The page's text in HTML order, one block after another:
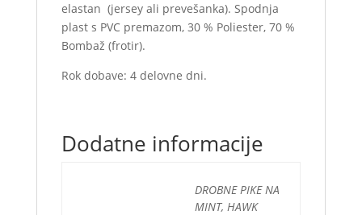
elastan (jersey ali prevešanka). Spodnja
plast s PVC premazom, 30 % Poliester, 70 %
Bombaž (frotir).
Rok dobave: 4 delovne dni.
Dodatne informacije
DROBNE PIKE NA
MINT, HAWK